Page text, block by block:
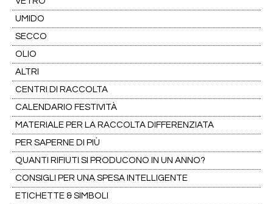
UMIDO
SECCO
OLIO
ALTRI
CENTRI DI RACCOLTA
CALENDARIO FESTIVITÀ
MATERIALE PER LA RACCOLTA DIFFERENZIATA
PER SAPERNE DI PIÙ
QUANTI RIFIUTI SI PRODUCONO IN UN ANNO?
CONSIGLI PER UNA SPESA INTELLIGENTE
ETICHETTE & SIMBOLI